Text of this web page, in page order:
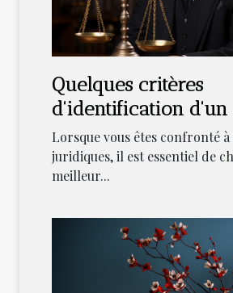
Quelques critères
d'identification
avocat pour ses
Lorsque vous êtes confronté
juridiques, il est essentiel de
meilleur...